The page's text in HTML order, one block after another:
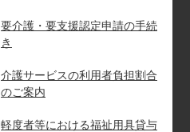
要介護・要支援認定申請の手続
き
介護サービスの利用者負担割合
のご案内
軽度者等における福祉用具貸与